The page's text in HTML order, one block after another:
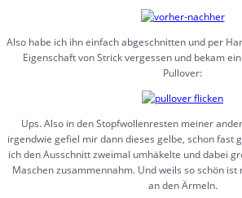
Also habe ich ihn einfach abgeschnitten und per
Eigenschaft von Strick vergessen und bekam
Pullover:
Ups. Also in den Stopfwollenresten meiner
irgendwie gefiel mir dann dieses gelbe, schon fast
ich den Ausschnitt zweimal umhäkelte und dabei
Maschen zusammennahm. Und weils so schön ist
an den Ärmeln.